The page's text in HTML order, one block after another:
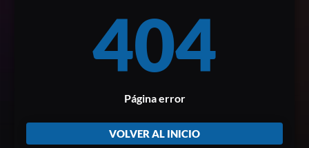
404
Página error
VOLVER AL INICIO